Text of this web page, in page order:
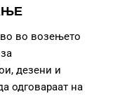
во возењето
дезени и
одговараат на